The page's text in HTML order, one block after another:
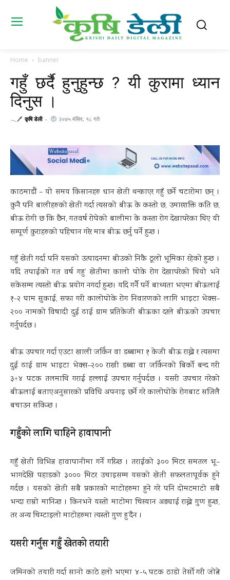
Home banner
गहुँ छर्दै हुनुहुन्छ ? यी कुरामा ध्यान
दिनुस ।
𓂃🖊 कृषि डेली - २०७५ मंसिर, १८ गते
काठमाडौं – यो समय किसानहरु धान खेती थन्काएर गहुँ छर्ने चटारोमा छन् ।
कुनै पनि बालीहरुको खेती गर्दा त्यसको बीऊ के कस्तो छ, उमारशक्ति कति छ,
बीऊ रोगी छ कि छैन, गतवर्ष रोपेको बालीमा के कस्ता रोग देखापरेका थिए यी
सम्पूर्ण कुराहरुको पहिचान गरेर मात्र बीऊ छर्नु पर्ने हुन्छ ।
गहुँ खेती गर्दा पनि यसको उत्पादनमा बीउको निकै ठूलो भूमिका रहेको हुन्छ ।
यदि तपाईको गत वर्ष गहु‘ खेतीमा कालो पोके रोग देखापरेको थियो भने
सकेसम्म त्यस्तो बीऊ प्रयोग नगर्दा हुन्छ। यदि गर्नै पर्ने बाध्यता भएमा बीऊलाई
१-२ घाम सुकाई, सफा गरी कालोपोके रोग निवारणको लागि भाइटा भेक्स–
२०० नामको विषादी दुई ढाई ग्राम प्रतिकेजी बीऊका दरले बीऊको उपचार
गर्नुपर्दछ ।
बीऊ उपचार गर्दा एउटा खाली जर्किन वा डब्बामा १ केजी बीऊ राख्ने र त्यसमा
दुई ढाई ग्राम भाइटा भेक्स–२०० राखी डब्बा वा जर्किनको बिर्को बन्द गरी
३÷४ पटक तलमाथि गराई हल्लाई उपचार गर्नुपर्दछ । यसरी उपचार गरेको
बीऊलाई बताएअनुसारको प्रविधि अपनाइ छर्ने गरे कालोपोके रोगबाट सजिलै
बचाउन सकिन्छ ।
गहुँको लागि चाहिने हावापानी
गहुँ खेती विभिन्न हावापानीमा गर्ने गरिन्छ । तराईको ३०० मिटर समतल भू–
भागदेखि पहाडको ३००० मिटर उचाइसम्म यसको खेती सफलतापूर्वक हुने
गर्दछ । यसको खेती सबै प्रकारको माटोहरुमा हुने गरे पनि दोमटमाटो सबै
भन्दा राम्रो मानिन्छ । किनभने यस्तो माटोमा चिस्यान अड्याई राख्ने गुण हुन्छ,
तर अन्य चिम्टाइलो माटोहरुमा त्यस्तो गुण हु‘दैन ।
यसरी गर्नुस गहुँ खेतको तयारी
जमिनको तयारी गर्दा सानो काठे हलो भएमा ४-५ पटक ठाडो तेर्सो गरी जोत्ने